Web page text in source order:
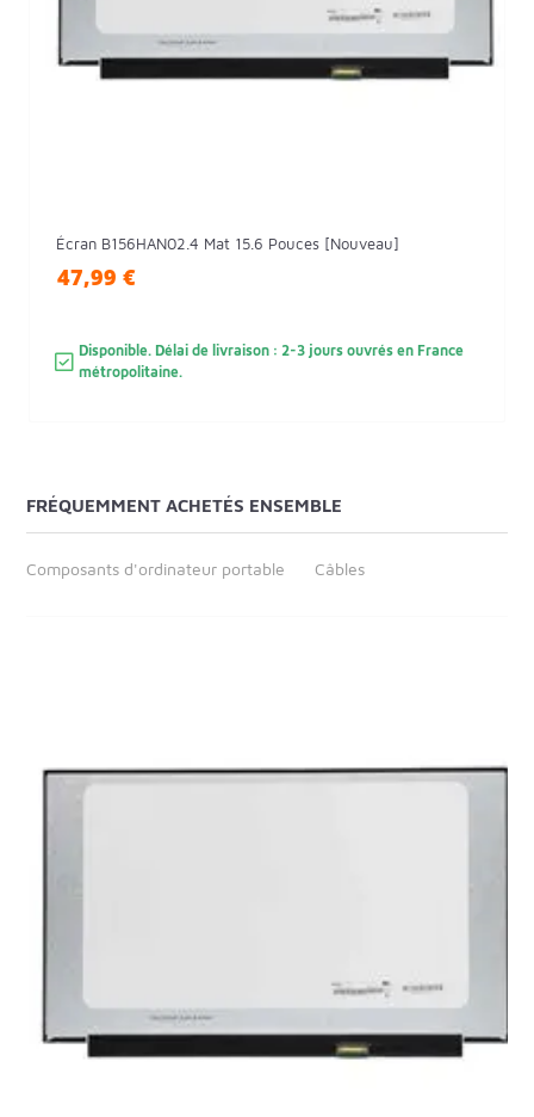
Écran B156HAN02.4 Mat 15.6 Pouces [Nouveau]
47,99 €
Disponible. Délai de livraison : 2-3 jours ouvrés en France
métropolitaine.
FRÉQUEMMENT ACHETÉS ENSEMBLE
Composants d'ordinateur portable Câbles